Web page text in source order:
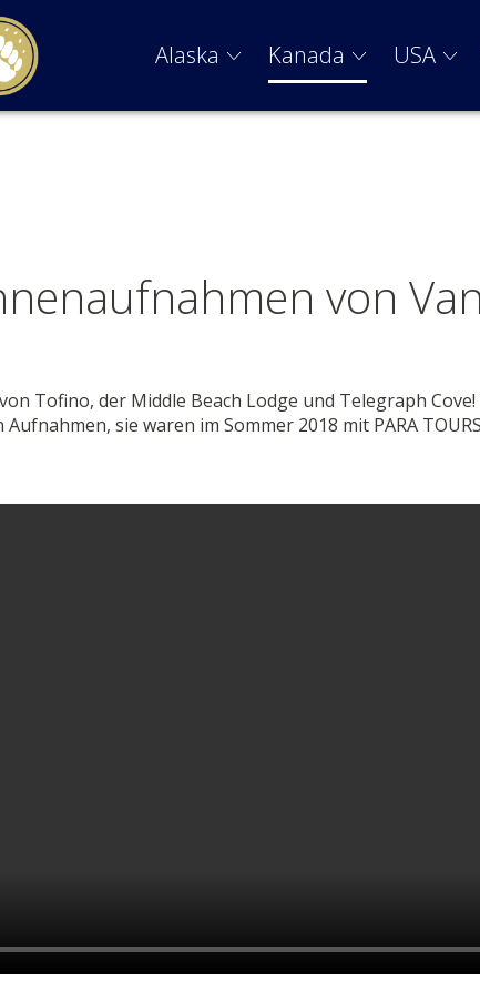
Alaska Kanada USA
von
Tofino, der Middle Beach Lodge und Telegraph
sie waren im Sommer 2018 mit PARA